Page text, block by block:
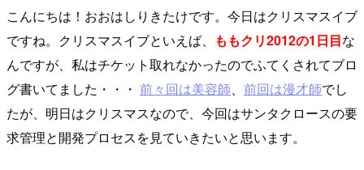
こんにちは！おおはしりきたけです。今日はクリスマスイブ
ですね。クリスマスイブといえば、
ももクリ2012の1日目な
んですが、私はチケット取れなかったのでふてくされてブロ
グ書いてました・・・ 前々回は美容師 前回は漫才師でし
たが、明日はクリスマスなので、今回はサンタクロースの要
求管理と開発プロセスを見ていきたいと思います。